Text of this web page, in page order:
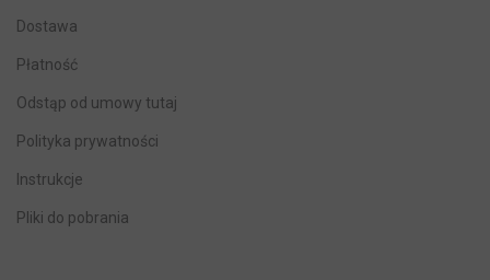
Dostawa
Płatność
Odstąp od umowy tutaj
Polityka prywatności
Instrukcje
Pliki do pobrania